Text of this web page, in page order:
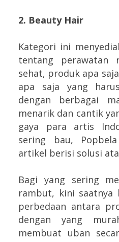
2. Beauty Hair
Kategori ini
tentang perawatan
sehat, produk apa
apa saja yang
dengan berbagai
menarik dan cantik
gaya para artis
sering bau,
artikel berisi solusi
Bagi yang sering
rambut, kini saatnya
perbedaan antara
dengan yang
membuat uban